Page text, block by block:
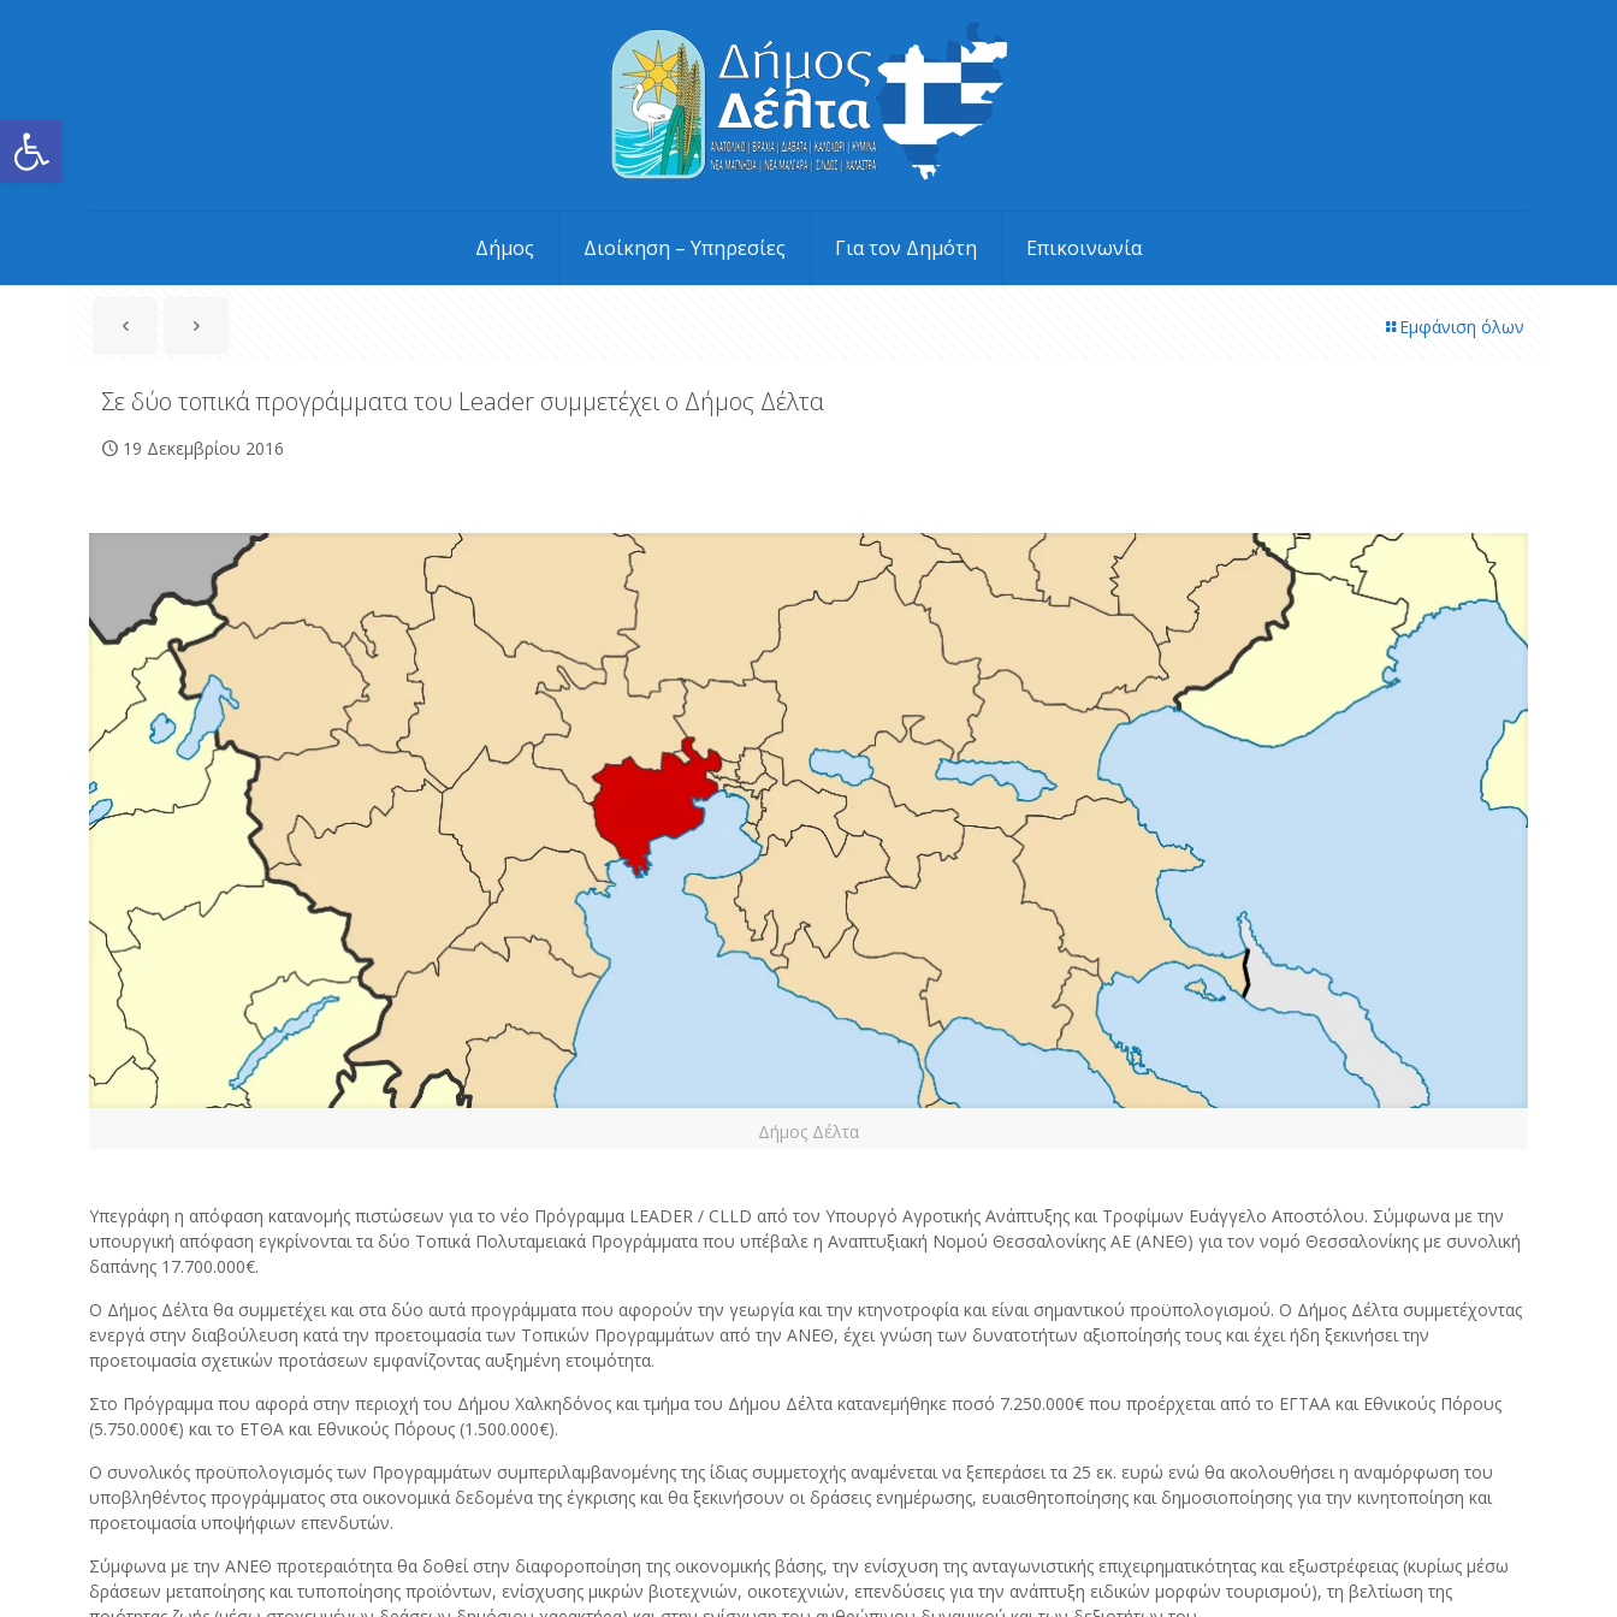
Ανοίξτε τη γραμμή εργαλείων
Δήμος Διοίκηση – Υπηρεσίες Για τον Δημότη Επικοινωνία
Εμφάνιση όλων
Σε δύο τοπικά προγράμματα του Leader συμμετέχει ο Δήμος Δέλτα
19 Δεκεμβρίου 2016
Δήμος Δέλτα
Υπεγράφη η απόφαση κατανομής πιστώσεων για το νέο Πρόγραμμα LEADER / CLLD από τον Υπουργό Αγροτικής Ανάπτυξης και Τροφίμων Ευάγγελο Αποστόλου. Σύμφωνα με την
υπουργική απόφαση εγκρίνονται τα δύο Τοπικά Πολυταμειακά Προγράμματα που υπέβαλε η Αναπτυξιακή Νομού Θεσσαλονίκης ΑΕ (ΑΝΕΘ) για τον νομό Θεσσαλονίκης με συνολική
δαπάνης 17.700.000€.
Ο Δήμος Δέλτα θα συμμετέχει και στα δύο αυτά προγράμματα που αφορούν την γεωργία και την κτηνοτροφία και είναι σημαντικού προϋπολογισμού. Ο Δήμος Δέλτα συμμετέχοντας
ενεργά στην διαβούλευση κατά την προετοιμασία των Τοπικών Προγραμμάτων από την ΑΝΕΘ, έχει γνώση των δυνατοτήτων αξιοποίησής τους και έχει ήδη ξεκινήσει την
προετοιμασία σχετικών προτάσεων εμφανίζοντας αυξημένη ετοιμότητα.
Στο Πρόγραμμα που αφορά στην περιοχή του Δήμου Χαλκηδόνος και τμήμα του Δήμου Δέλτα κατανεμήθηκε ποσό 7.250.000€ που προέρχεται από το ΕΓΤΑΑ και Εθνικούς Πόρους
(5.750.000€) και το ΕΤΘΑ και Εθνικούς Πόρους (1.500.000€).
Ο συνολικός προϋπολογισμός των Προγραμμάτων συμπεριλαμβανομένης της ίδιας συμμετοχής αναμένεται να ξεπεράσει τα 25 εκ. ευρώ ενώ θα ακολουθήσει η αναμόρφωση του
υποβληθέντος προγράμματος στα οικονομικά δεδομένα της έγκρισης και θα ξεκινήσουν οι δράσεις ενημέρωσης, ευαισθητοποίησης και δημοσιοποίησης για την κινητοποίηση και
προετοιμασία υποψήφιων επενδυτών.
Σύμφωνα με την ΑΝΕΘ προτεραιότητα θα δοθεί στην διαφοροποίηση της οικονομικής βάσης, την ενίσχυση της ανταγωνιστικής επιχειρηματικότητας και εξωστρέφειας (κυρίως μέσω
δράσεων μεταποίησης και τυποποίησης προϊόντων, ενίσχυσης μικρών βιοτεχνιών, οικοτεχνιών, επενδύσεις για την ανάπτυξη ειδικών μορφών τουρισμού), τη βελτίωση της